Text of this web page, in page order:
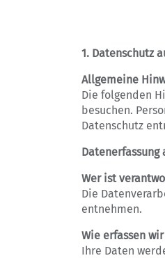
1. Datenschutz
Allgemeine
Die folgenden
besuchen.
Datenschutz
Datenerfassung
Wer ist
Die
entnehmen.
Wie erfassen
Ihre Daten